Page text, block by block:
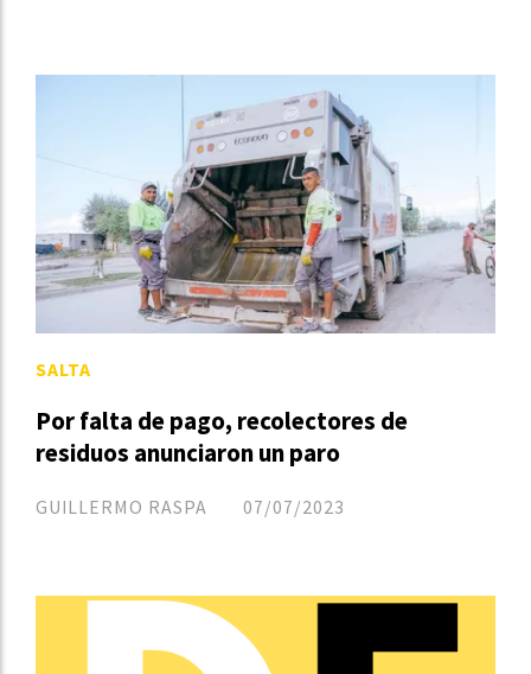
Por falta de pago, recolectores de
residuos anunciaron un paro
GUILLERMO RASPA
SALTA
07/07/2023